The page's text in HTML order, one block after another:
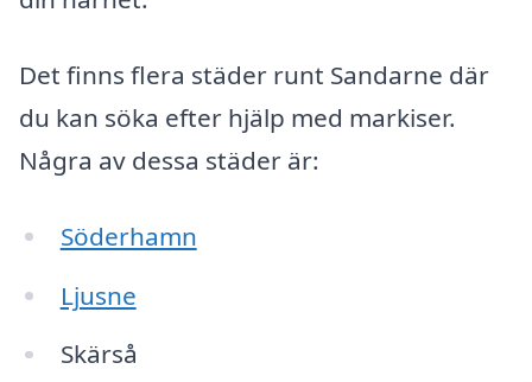
Det finns flera städer runt Sandarne där
du kan söka efter hjälp med markiser.
Några av dessa städer är:
Söderhamn
Ljusne
Skärså